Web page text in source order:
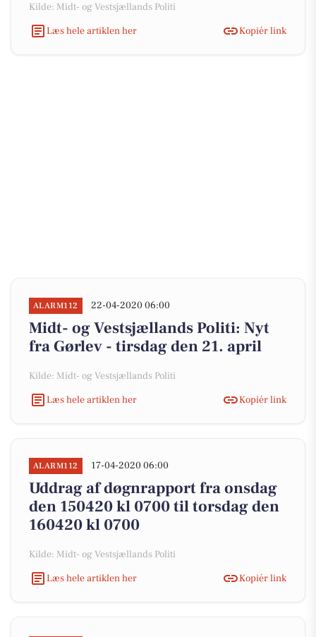
Kilde: Midt- og Vestsjællands Politi
Læs hele artiklen her
Kopiér link
ALARM112 22-04-2020 06:00
Midt- og Vestsjællands Politi: Nyt
fra Gørlev - tirsdag den 21. april
Kilde: Midt- og Vestsjællands Politi
Læs hele artiklen her
Kopiér link
ALARM112 17-04-2020 06:00
Uddrag af døgnrapport fra onsdag
den 150420 kl 0700 til torsdag den
160420 kl 0700
Kilde: Midt- og Vestsjællands Politi
Læs hele artiklen her
Kopiér link